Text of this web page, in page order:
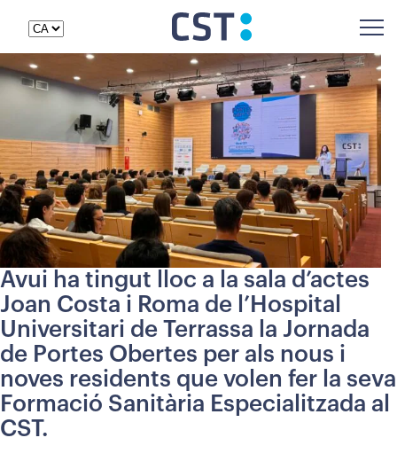
Avui ha tingut lloc a la sala d’actes
Joan Costa i Roma de l’Hospital
Universitari de Terrassa la Jornada
de Portes Obertes per als nous i
noves residents que volen fer la seva
Formació Sanitària Especialitzada al
CST.